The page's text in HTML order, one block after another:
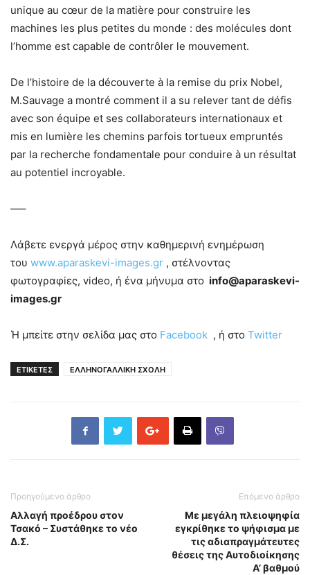
unique au cœur de la matière pour construire les
machines les plus petites du monde : des molécules dont
l’homme est capable de contrôler le mouvement.
De l’histoire de la découverte à la remise du prix Nobel,
M.Sauvage a montré comment il a su relever tant de défis
avec son équipe et ses collaborateurs internationaux et
mis en lumière les chemins parfois tortueux empruntés
par la recherche fondamentale pour conduire à un résultat
au potentiel incroyable.
—–
Λάβετε ενεργά μέρος στην καθημερινή ενημέρωση
του www.aparaskevi-images.gr , στέλνοντας
φωτογραφiες, video, ή ένα μήνυμα στο info@aparaskevi-
images.gr
Ή μπείτε στην σελίδα μας στο Facebook , ή στο Twitter
ΕΤΙΚΕΤΕΣ ΕΛΛΗΝΟΓΑΛΛΙΚΗ ΣΧΟΛΗ
Προηγούμενο άρθρο
Αλλαγή προέδρου στον
Τσακό – Συστάθηκε το νέο
Δ.Σ.
Επόμενο άρθρο
Με μεγάλη πλειοψηφία
εγκρίθηκε το ψήφισμα με
τις αδιαπραγμάτευτες
θέσεις της Αυτοδιοίκησης
Α’ βαθμού